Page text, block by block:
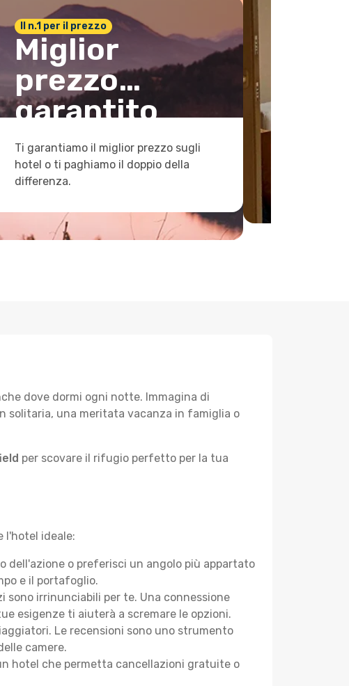
Il n.1 per il prezzo
Miglior
prezzo
garantito
Ti garantiamo il miglior prezzo sugli
hotel o ti paghiamo il doppio della
differenza.
dove dormi ogni notte. Immagina di
solitaria, una meritata vacanza in famiglia o
per scovare il rifugio perfetto per la tua
l'hotel ideale:
dell'azione o preferisci un angolo più appartato
e il portafoglio.
sono irrinunciabili per te. Una connessione
esigenze ti aiuterà a scremare le opzioni.
Le recensioni sono uno strumento
camere.
hotel che permetta cancellazioni gratuite o